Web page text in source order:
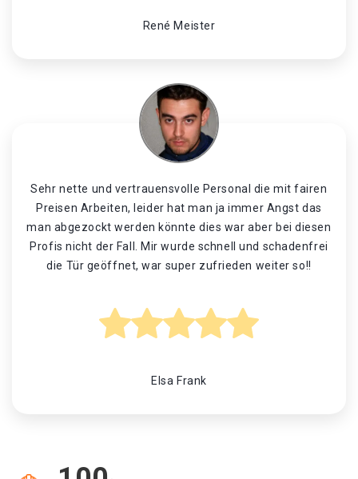
René Meister
Sehr nette und vertrauensvolle Personal die mit fairen
Preisen Arbeiten, leider hat man ja immer Angst das
man abgezockt werden könnte dies war aber bei diesen
Profis nicht der Fall. Mir wurde schnell und schadenfrei
die Tür geöffnet, war super zufrieden weiter so!!
Elsa Frank